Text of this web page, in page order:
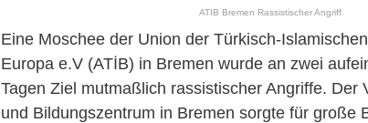
ATIB Bremen Rassistischer Angriff
Eine Moschee der Union der Türkisch-
Europa e.V (ATİB) in Bremen wurde an zwei
Tagen Ziel mutmaßlich rassistischer Angriffe. Der
und Bildungszentrum in Bremen sorgte für große